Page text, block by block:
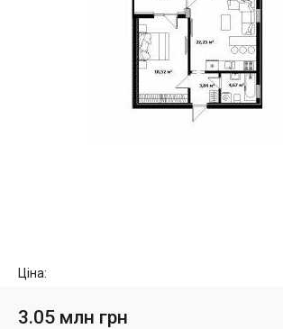
Ціна:
3.05 млн грн